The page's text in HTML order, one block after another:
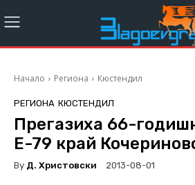
Начало Региона Кюстендил
РЕГИОНА КЮСТЕНДИЛ
Прегазиха 66-
Е-79 край
By Д. Христовски 2013-08-01